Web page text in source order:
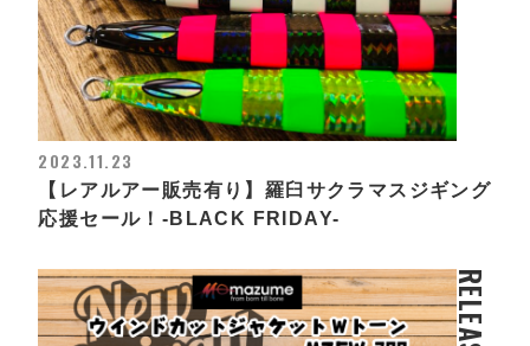
2023.11.23
【レアルアー販売有り】羅臼サクラマスジギング
応援セール！-BLACK FRIDAY-
RELEASE